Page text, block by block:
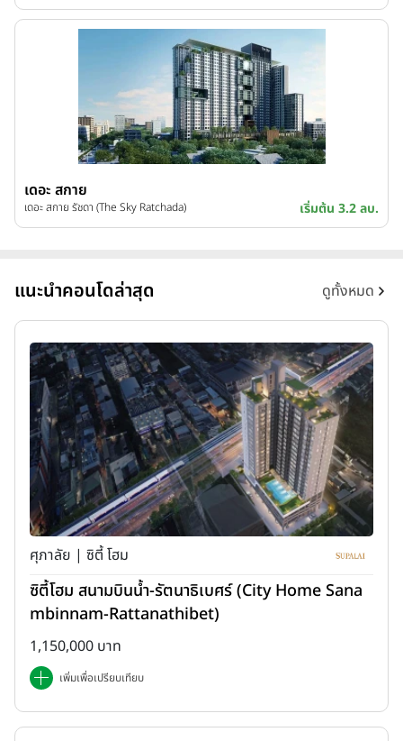
เดอะ สกาย
เดอะ สกาย รัชดา (The Sky Ratchada) เริ่มต้น 3.2 ลบ.
แนะนำคอนโดล่าสุด ดูทั้งหมด
ศุภาลัย | ซิตี้ โฮม
ซิตี้โฮม สนามบินน้ำ-รัตนาธิเบศร์ (City Home Sana
mbinnam-Rattanathibet)
1,150,000 บาท
เพิ่มเพื่อเปรียบเทียบ